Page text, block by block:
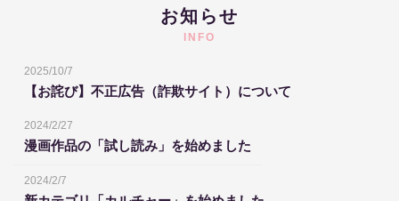
お知らせ
INFO
2025/10/7
【お詫び】不正広告（詐欺サイト）について
2024/2/27
漫画作品の「試し読み」を始めました
2024/2/7